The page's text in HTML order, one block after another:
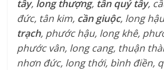
tây, long thượng, tân quý tây,
đức, tân kim, cần giuộc, long
trạch, phước hậu, long khê,
phước vân, long cang, thuận
nhơn đức, long thới, bình điền,